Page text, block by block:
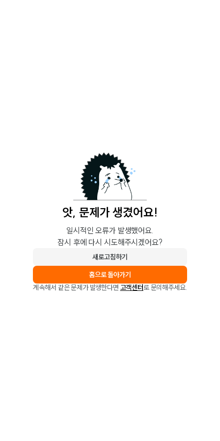
앗, 문제가 생겼어요!
일시적인 오류가 발생했어요.
잠시 후에 다시 시도해주시겠어요?
새로고침하기
홈으로 돌아가기
계속해서 같은 문제가 발생한다면 고객센터로 문의해주세요.